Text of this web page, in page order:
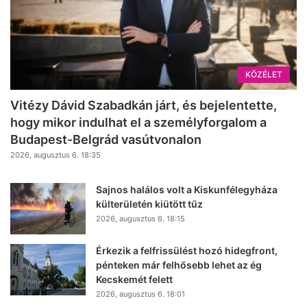
KÖZÉLET
Vitézy Dávid Szabadkán járt, és bejelentette,
hogy mikor indulhat el a személyforgalom a
Budapest-Belgrád vasútvonalon
2026, augusztus 6. 18:35
Sajnos halálos volt a Kiskunfélegyháza
külterületén kiütött tűz
2026, augusztus 6. 18:15
Érkezik a felfrissülést hozó hidegfront,
pénteken már felhősebb lehet az ég
Kecskemét felett
2026, augusztus 6. 18:01